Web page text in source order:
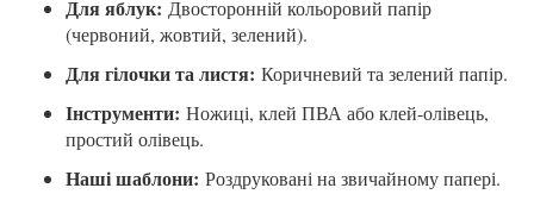
Для яблук: Двосторонній кольоровий папір
(червоний, жовтий, зелений).
Для гілочки та листя: Коричневий та зелений папір.
Інструменти: Ножиці, клей ПВА або клей-олівець,
простий олівець.
Наші шаблони: Роздруковані на звичайному папері.